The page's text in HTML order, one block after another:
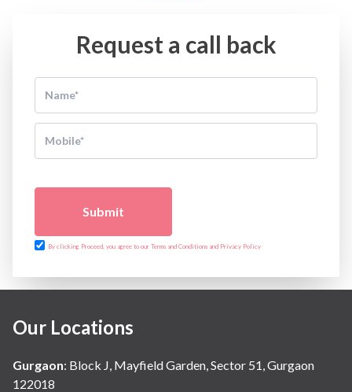
Request a call back
Submit
By clicking Proceed, you agree to our Terms and Conditions and Privacy Policy
Our Locations
Gurgaon: Block J, Mayfield Garden, Sector 51, Gurgaon
122018